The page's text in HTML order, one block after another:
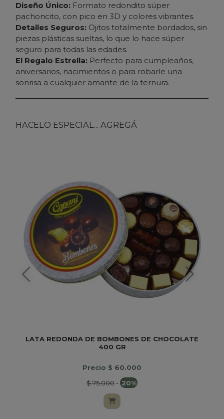
Diseño Único: Formato redondito súper
pachoncito, con pico en 3D y colores vibrantes.
Detalles Seguros: Ojitos totalmente bordados, sin
piezas plásticas sueltas, lo que lo hace súper
seguro para todas las edades.
El Regalo Estrella: Perfecto para cumpleaños,
aniversarios, nacimientos o para robarle una
sonrisa a cualquier amante de la ternura.
HACELO ESPECIAL... AGREGÁ
LATA REDONDA DE BOMBONES DE CHOCOLATE
400 GR
Precio $ 60.000
$ 75.000- 20%